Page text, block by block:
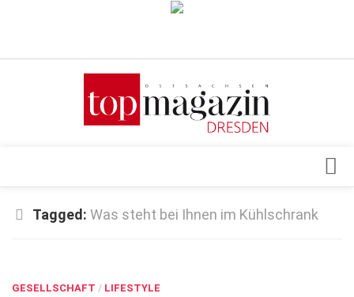
Verkaufsstellen
Top Gesundheitsforum Dresden / Ostsachsen
Geschäft
Tagged: Was steht bei Ihnen im Kühlschrank
GESELLSCHAFT / LIFESTYLE